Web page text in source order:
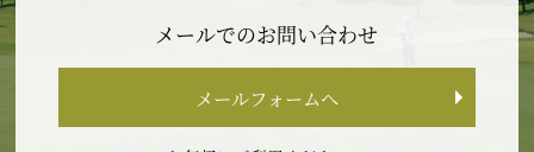
メールでのお問い合わせ
メールフォームへ